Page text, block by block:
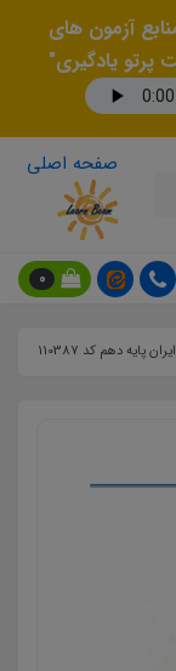
آزمون های
یادگیری"
صفحه اصلی
0
دهم کد 110387